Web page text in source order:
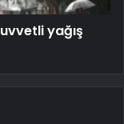
yağış